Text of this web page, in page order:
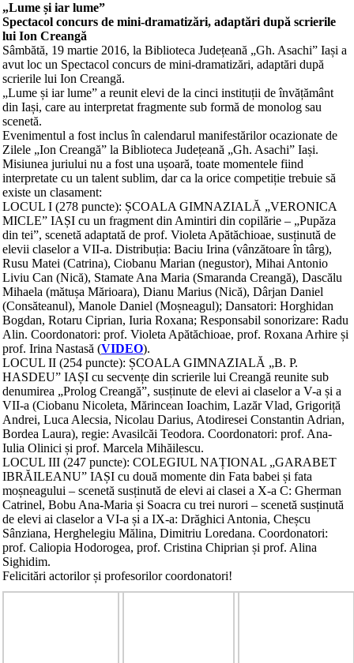
„Lume și iar lume”
Spectacol concurs de mini-dramatizări, adaptări după scrierile
lui Ion Creangă
Sâmbătă, 19 martie 2016, la Biblioteca Județeană „Gh. Asachi” Iași a
avut loc un Spectacol concurs de mini-dramatizări, adaptări după
scrierile lui Ion Creangă.
„Lume și iar lume” a reunit elevi de la cinci instituții de învățământ
din Iași, care au interpretat fragmente sub formă de monolog sau
scenetă.
Evenimentul a fost inclus în calendarul manifestărilor ocazionate de
Zilele „Ion Creangă” la Biblioteca Județeană „Gh. Asachi” Iași.
Misiunea juriului nu a fost una ușoară, toate momentele fiind
interpretate cu un talent sublim, dar ca la orice competiție trebuie să
existe un clasament:
LOCUL I (278 puncte): ȘCOALA GIMNAZIALĂ „VERONICA
MICLE” IAȘI cu un fragment din Amintiri din copilărie – „Pupăza
din tei”, scenetă adaptată de prof. Violeta Apătăchioae, susținută de
elevii claselor a VII-a. Distribuția: Baciu Irina (vânzătoare în târg),
Rusu Matei (Catrina), Ciobanu Marian (negustor), Mihai Antonio
Liviu Can (Nică), Stamate Ana Maria (Smaranda Creangă), Dascălu
Mihaela (mătușa Mărioara), Dianu Marius (Nică), Dârjan Daniel
(Consăteanul), Manole Daniel (Moșneagul); Dansatori: Horghidan
Bogdan, Rotaru Ciprian, Iuria Roxana; Responsabil sonorizare: Radu
Alin. Coordonatori: prof. Violeta Apătăchioae, prof. Roxana Arhire și
prof. Irina Nastasă (VIDEO).
LOCUL II (254 puncte): ȘCOALA GIMNAZIALĂ „B. P.
HASDEU” IAȘI cu secvențe din scrierile lui Creangă reunite sub
denumirea „Prolog Creangă”, susținute de elevi ai claselor a V-a și a
VII-a (Ciobanu Nicoleta, Mărincean Ioachim, Lazăr Vlad, Grigoriță
Andrei, Luca Alecsia, Nicolau Darius, Atodiresei Constantin Adrian,
Bordea Laura), regie: Avasilcăi Teodora. Coordonatori: prof. Ana-
Iulia Olinici și prof. Marcela Mihăilescu.
LOCUL III (247 puncte): COLEGIUL NAȚIONAL „GARABET
IBRĂILEANU” IAȘI cu două momente din Fata babei și fata
moșneagului – scenetă susținută de elevi ai clasei a X-a C: Gherman
Catrinel, Bobu Ana-Maria și Soacra cu trei nurori – scenetă susținută
de elevi ai claselor a VI-a și a IX-a: Drăghici Antonia, Cheșcu
Sânziana, Herghelegiu Mălina, Dimitriu Loredana. Coordonatori:
prof. Caliopia Hodorogea, prof. Cristina Chiprian și prof. Alina
Sighidim.
Felicitări actorilor și profesorilor coordonatori!